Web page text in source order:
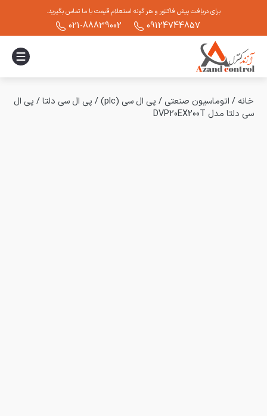
برای دریافت پیش فاکتور و هر گونه استعلام قیمت با ما تماس بگیرید.
09124744857
021-88839002
خانه / اتوماسیون صنعتی / پی ال سی (plc) / پی ال سی دلتا/ پی ال
سی دلتا مدل DVP20EX200T